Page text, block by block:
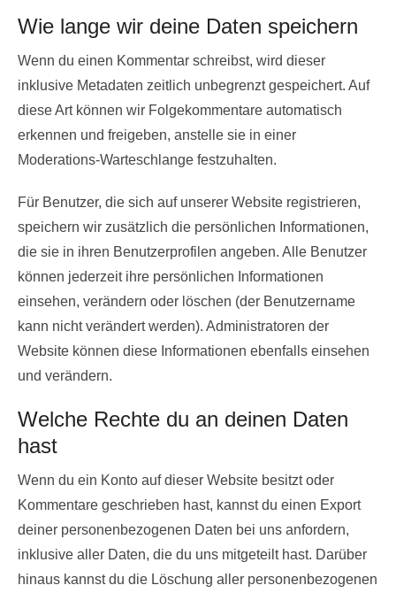
Wie lange wir deine Daten speichern
Wenn du einen Kommentar schreibst, wird dieser
inklusive Metadaten zeitlich unbegrenzt gespeichert. Auf
diese Art können wir Folgekommentare automatisch
erkennen und freigeben, anstelle sie in einer
Moderations-Warteschlange festzuhalten.
Für Benutzer, die sich auf unserer Website registrieren,
speichern wir zusätzlich die persönlichen Informationen,
die sie in ihren Benutzerprofilen angeben. Alle Benutzer
können jederzeit ihre persönlichen Informationen
einsehen, verändern oder löschen (der Benutzername
kann nicht verändert werden). Administratoren der
Website können diese Informationen ebenfalls einsehen
und verändern.
Welche Rechte du an deinen Daten
hast
Wenn du ein Konto auf dieser Website besitzt oder
Kommentare geschrieben hast, kannst du einen Export
deiner personenbezogenen Daten bei uns anfordern,
inklusive aller Daten, die du uns mitgeteilt hast. Darüber
hinaus kannst du die Löschung aller personenbezogenen